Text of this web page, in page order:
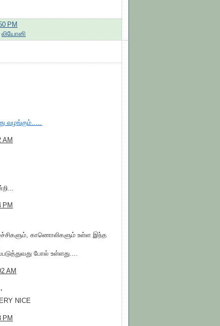
PM
லியோனி
வழங்கும்…..
AM
PM
காணொலிகளும் உள்ள இந்த
போல் உள்ளது....
AM
NICE
PM